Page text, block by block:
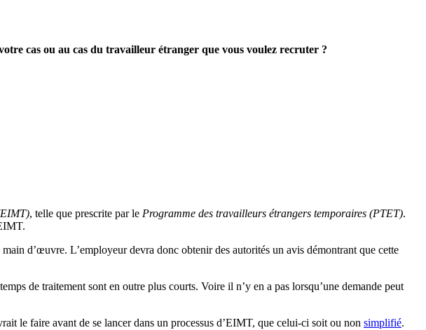
cas ou au cas du travailleur étranger que vous voulez recruter ?
, telle que prescrite par le Programme des travailleurs étrangers temporaires (PTET).
d’œuvre. L’employeur devra donc obtenir des autorités un avis démontrant que cette
de traitement sont en outre plus courts. Voire il n’y en a pas lorsqu’une demande peut
le faire avant de se lancer dans un processus d’EIMT, que celui-ci soit ou non simplifié.